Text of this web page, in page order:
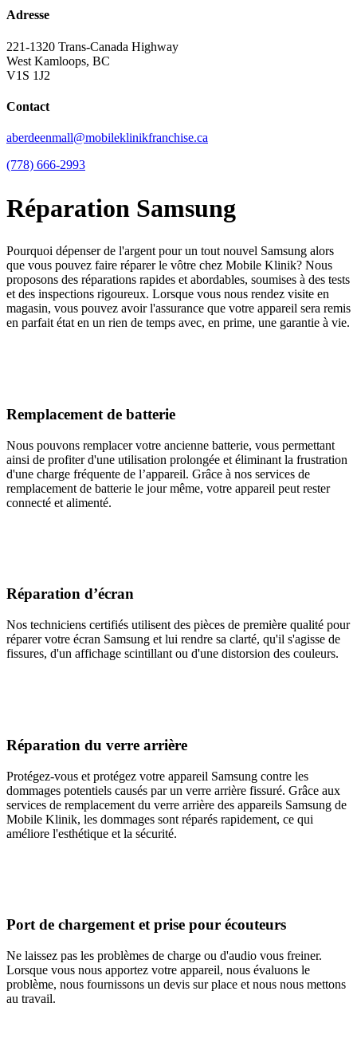
Adresse
221-1320 Trans-Canada Highway
West Kamloops, BC
V1S 1J2
Contact
aberdeenmall@mobileklinikfranchise.ca
(778) 666-2993
Réparation Samsung
Pourquoi dépenser de l'argent pour un tout nouvel Samsung alors
que vous pouvez faire réparer le vôtre chez Mobile Klinik? Nous
proposons des réparations rapides et abordables, soumises à des tests
et des inspections rigoureux. Lorsque vous nous rendez visite en
magasin, vous pouvez avoir l'assurance que votre appareil sera remis
en parfait état en un rien de temps avec, en prime, une garantie à vie.
Remplacement de batterie
Nous pouvons remplacer votre ancienne batterie, vous permettant
ainsi de profiter d'une utilisation prolongée et éliminant la frustration
d'une charge fréquente de l’appareil. Grâce à nos services de
remplacement de batterie le jour même, votre appareil peut rester
connecté et alimenté.
Réparation d’écran
Nos techniciens certifiés utilisent des pièces de première qualité pour
réparer votre écran Samsung et lui rendre sa clarté, qu'il s'agisse de
fissures, d'un affichage scintillant ou d'une distorsion des couleurs.
Réparation du verre arrière
Protégez-vous et protégez votre appareil Samsung contre les
dommages potentiels causés par un verre arrière fissuré. Grâce aux
services de remplacement du verre arrière des appareils Samsung de
Mobile Klinik, les dommages sont réparés rapidement, ce qui
améliore l'esthétique et la sécurité.
Port de chargement et prise pour écouteurs
Ne laissez pas les problèmes de charge ou d'audio vous freiner.
Lorsque vous nous apportez votre appareil, nous évaluons le
problème, nous fournissons un devis sur place et nous nous mettons
au travail.